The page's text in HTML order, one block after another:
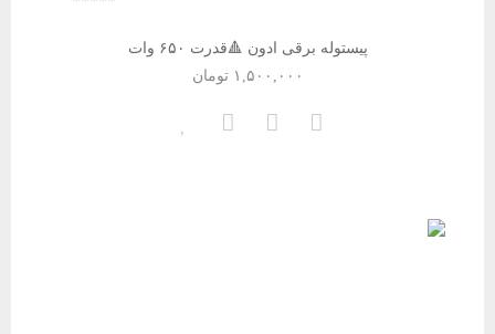
پیستوله برقی ادون 🔺قدرت ۶۵۰ وات
تومان۱,۵۰۰,۰۰۰